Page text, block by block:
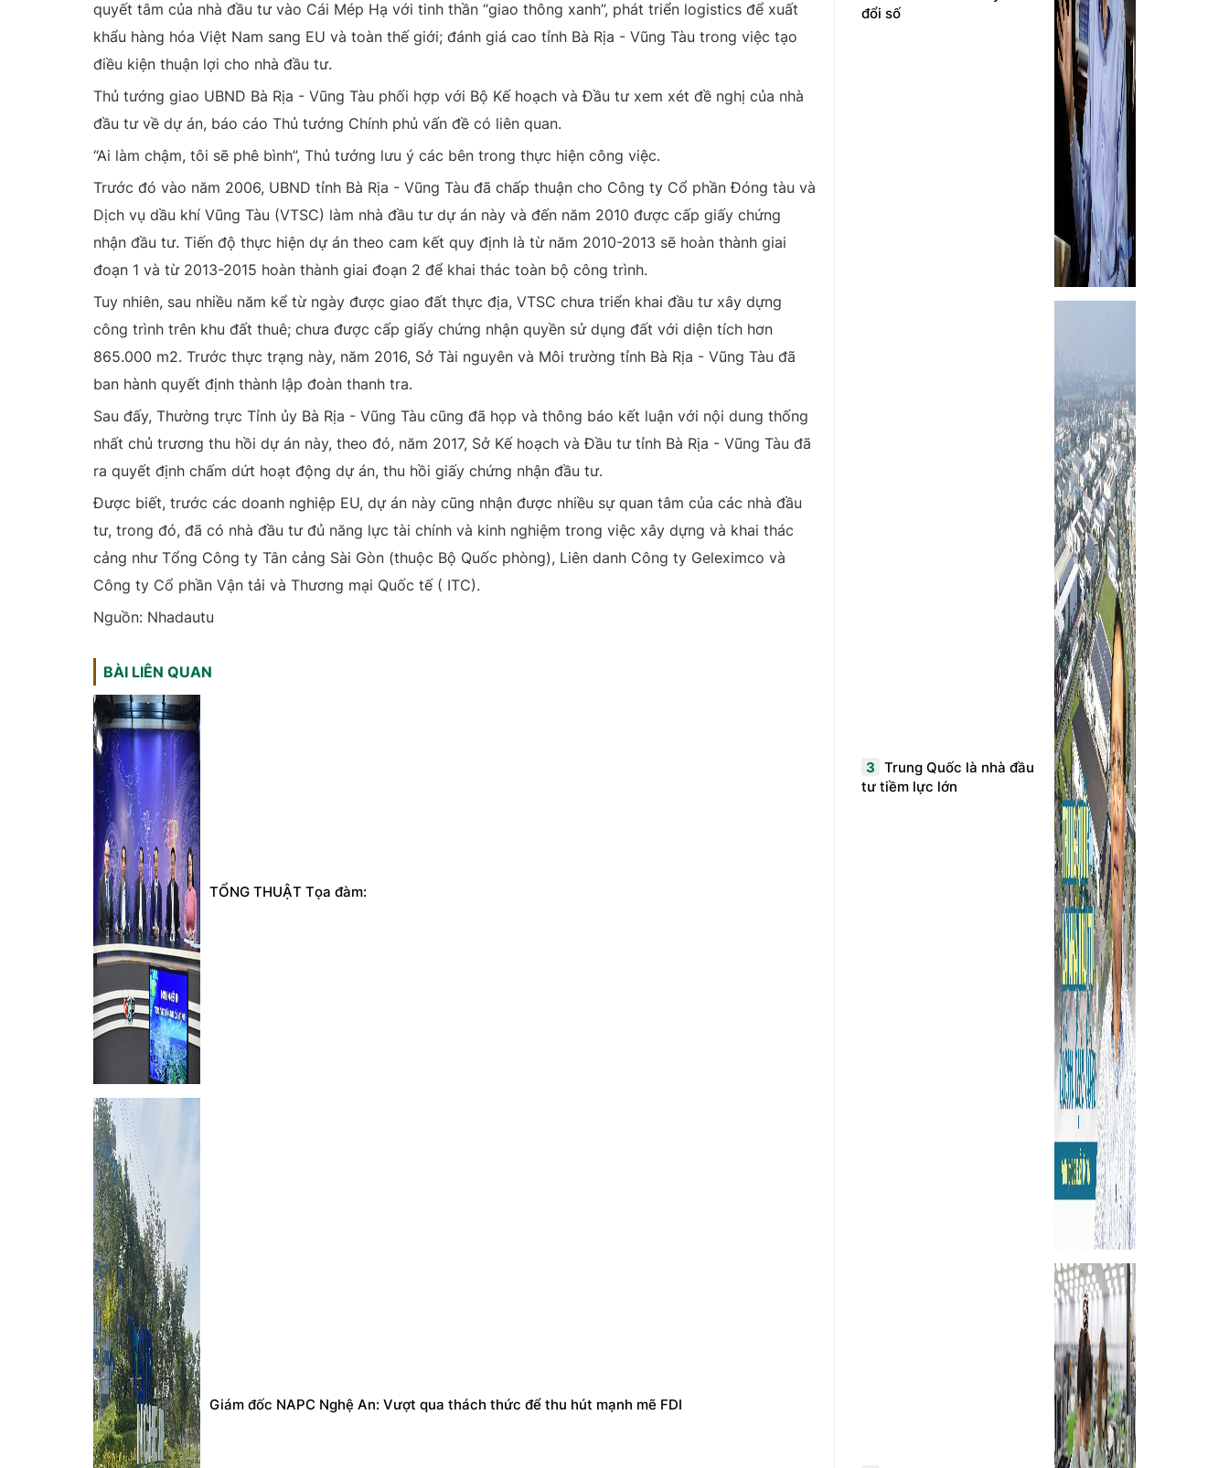
quyết tâm của nhà đầu tư vào Cái Mép Hạ với tinh thần “giao thông xanh”, phát triển logistics để xuất
khẩu hàng hóa Việt Nam sang EU và toàn thế giới; đánh giá cao tỉnh Bà Rịa - Vũng Tàu trong việc tạo
điều kiện thuận lợi cho nhà đầu tư.
Thủ tướng giao UBND Bà Rịa - Vũng Tàu phối hợp với Bộ Kế hoạch và Đầu tư xem xét đề nghị của nhà
đầu tư về dự án, báo cáo Thủ tướng Chính phủ vấn đề có liên quan.
“Ai làm chậm, tôi sẽ phê bình”, Thủ tướng lưu ý các bên trong thực hiện công việc.
Trước đó vào năm 2006, UBND tỉnh Bà Rịa - Vũng Tàu đã chấp thuận cho Công ty Cổ phần Đóng tàu và
Dịch vụ dầu khí Vũng Tàu (VTSC) làm nhà đầu tư dự án này và đến năm 2010 được cấp giấy chứng
nhận đầu tư. Tiến độ thực hiện dự án theo cam kết quy định là từ năm 2010-2013 sẽ hoàn thành giai
đoạn 1 và từ 2013-2015 hoàn thành giai đoạn 2 để khai thác toàn bộ công trình.
Tuy nhiên, sau nhiều năm kể từ ngày được giao đất thực địa, VTSC chưa triển khai đầu tư xây dựng
công trình trên khu đất thuê; chưa được cấp giấy chứng nhận quyền sử dụng đất với diện tích hơn
865.000 m2. Trước thực trạng này, năm 2016, Sở Tài nguyên và Môi trường tỉnh Bà Rịa - Vũng Tàu đã
ban hành quyết định thành lập đoàn thanh tra.
Sau đấy, Thường trực Tỉnh ủy Bà Rịa - Vũng Tàu cũng đã họp và thông báo kết luận với nội dung thống
nhất chủ trương thu hồi dự án này, theo đó, năm 2017, Sở Kế hoạch và Đầu tư tỉnh Bà Rịa - Vũng Tàu đã
ra quyết định chấm dứt hoạt động dự án, thu hồi giấy chứng nhận đầu tư.
Được biết, trước các doanh nghiệp EU, dự án này cũng nhận được nhiều sự quan tâm của các nhà đầu
tư, trong đó, đã có nhà đầu tư đủ năng lực tài chính và kinh nghiệm trong việc xây dựng và khai thác
cảng như Tổng Công ty Tân cảng Sài Gòn (thuộc Bộ Quốc phòng), Liên danh Công ty Geleximco và
Công ty Cổ phần Vận tải và Thương mại Quốc tế ( ITC).
Nguồn: Nhadautu
BÀI LIÊN QUAN
TỔNG THUẬT Tọa đàm:
Giám đốc NAPC Nghệ An: Vượt qua thách thức để thu hút mạnh mẽ FDI
đổi số
3 Trung Quốc là nhà đầu
tư tiềm lực lớn